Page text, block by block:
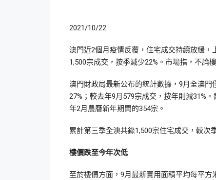
2021/10/22
澳門近2個月疫情反覆，住宅成交持續放緩
1,500宗成交，按季減少22%。市場指，不論
澳門財政局最新公布的統計數據，9月全澳
27%；較去年9月579宗成交，按年則減31%
年2月農曆新年期間的354宗。
累計第三季全澳共錄1,500宗住宅成交，較次
樓價跌至今年次低
至於樓價方面，9月最新實用面積平均每平方